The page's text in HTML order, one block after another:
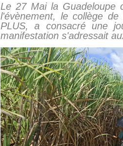
Le 27 Mai la Guadeloupe
l'évènement, le collège
PLUS, a consacré une
manifestation s'adressait